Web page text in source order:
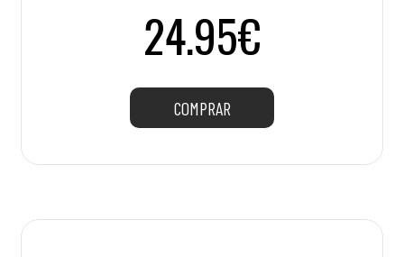
24.95€
COMPRAR